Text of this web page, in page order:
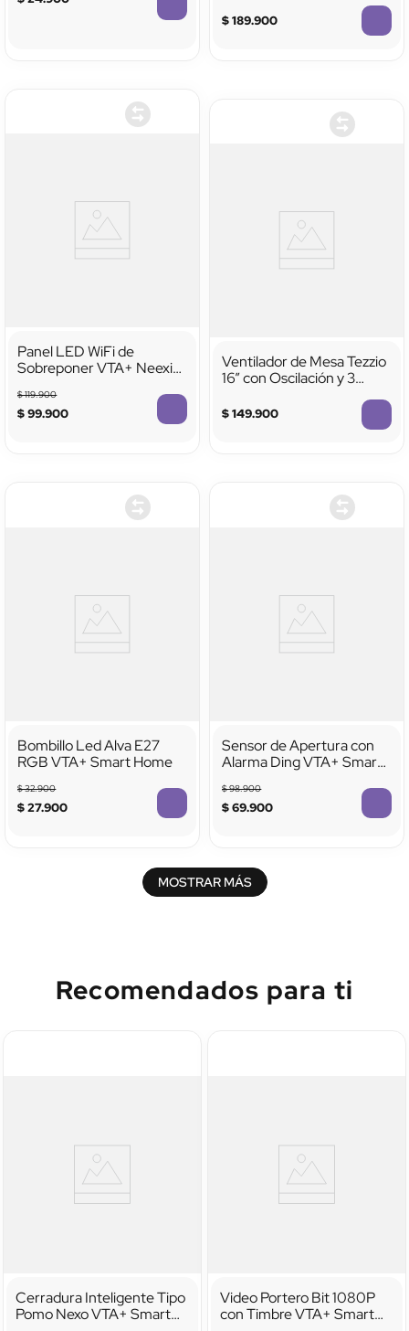
Silenciosa
$189.900
Panel LED WiFi de
Sobreponer VTA+ Neexi
$119.900
$99.900
Ventilador de Mesa Tezzio
16” con Oscilación y 3
$149.900
Bombillo Led Alva E27
RGB VTA+ Smart Home
$32.900
$27.900
Sensor de Apertura con
Alarma Ding VTA+ Smart
$98.900
$69.900
MOSTRAR MÁS
Recomendados para ti
Cerradura Inteligente Tipo
Pomo Nexo VTA+ Smart
Video Portero Bit 1080P
con Timbre VTA+ Smart